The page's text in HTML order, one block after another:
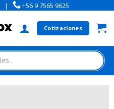
| +56 9 7565 9625
Cotizaciones